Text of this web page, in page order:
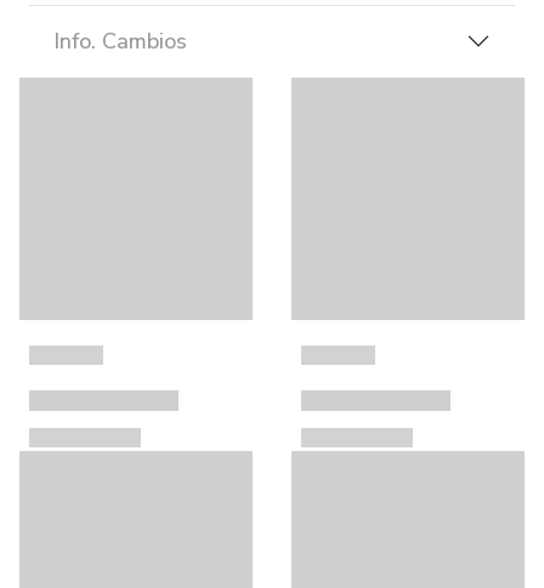
Info. Cambios